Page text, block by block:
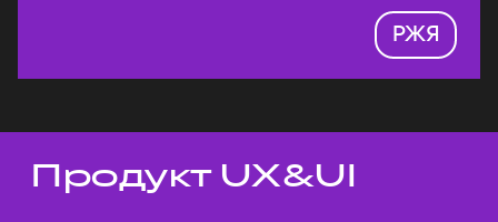
РЖЯ
Темы докладов
Продукт UX&UI